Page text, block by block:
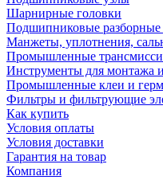
Шарнирные головки
Подшипниковые разборные
Манжеты, уплотнения,
Промышленные
Инструменты для монтажа
Промышленные клеи и
Фильтры и фильтрующие
Как купить
Условия оплаты
Условия доставки
Гарантия на товар
Компания